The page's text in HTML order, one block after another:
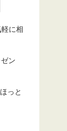
に相
ン
っと